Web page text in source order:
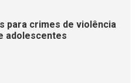
para crimes de violência
adolescentes